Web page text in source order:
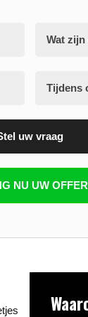
Wat
Tijdens
uw vraag
NU UW